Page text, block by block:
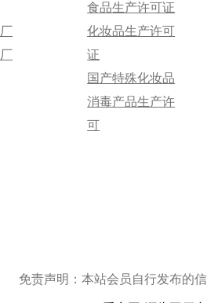
食品生产许可证
化妆品生产许可
证
国产特殊化妆品
消毒产品生产许
可
免责声明：本站会员自行发布的